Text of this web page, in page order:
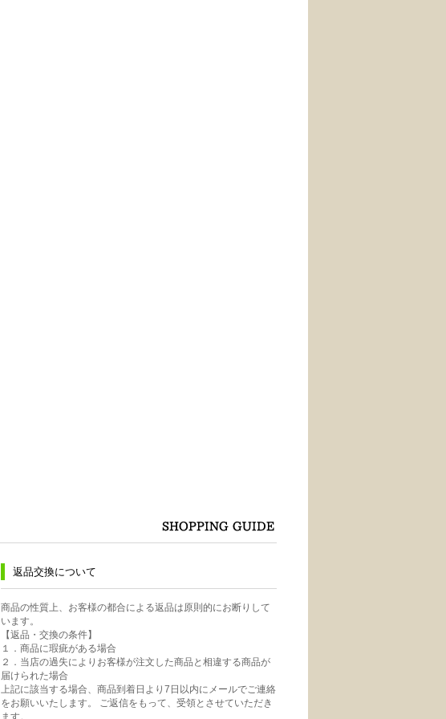
返品交換について
商品の性質上、お客様の都合による返品は原則的にお断りして
います。
【返品・交換の条件】
１．商品に瑕疵がある場合
２．当店の過失によりお客様が注文した商品と相違する商品が
届けられた場合
上記に該当する場合、商品到着日より7日以内にメールでご連絡
をお願いいたします。 ご返信をもって、受領とさせていただき
ます。